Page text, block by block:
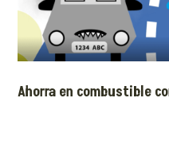
Ahorra en combustible